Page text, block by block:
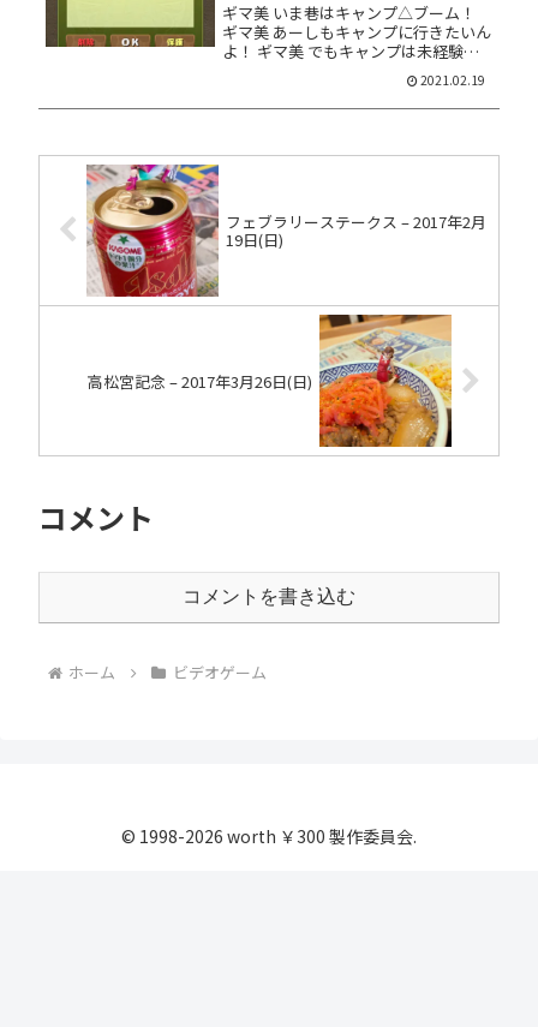
ギマ美 いま巷はキャンプ△ブーム！
ギマ美 あーしもキャンプに行きたいん
よ！ ギマ美 でもキャンプは未経験な
んだよぅ～ ギマ美 なので、本日はベ
テラン・キャンパーさんにお越しいた
だいて、いろいろ教わろうと思いま
2021.02.19
フェブラリーステークス – 2017年2月
19日(日)
高松宮記念 – 2017年3月26日(日)
コメント
コメントを書き込む
ホーム ビデオゲーム
© 1998-2026 worth ￥300 製作委員会.